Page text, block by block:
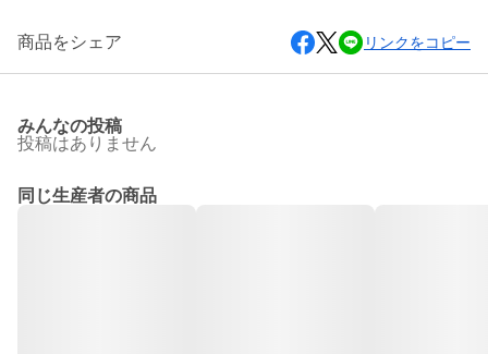
商品をシェア リンクをコピー
みんなの投稿
投稿はありません
同じ生産者の商品